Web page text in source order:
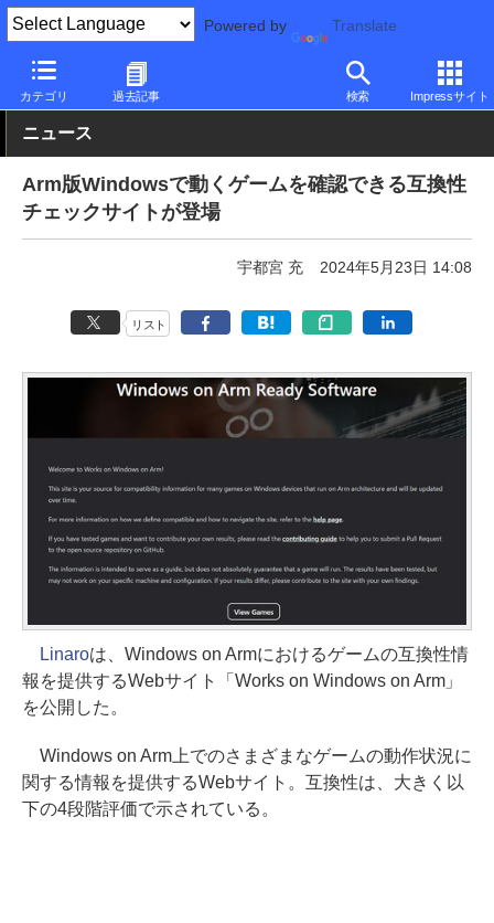
Powered by Translate
カテゴリ 過去記事 検索 Impressサイト
PC Watch ソフトウェア/アプリ 他ソフト/アプリ その他
ニュース
Arm版Windowsで動くゲームを確認できる互換性
チェックサイトが登場
宇都宮 充 2024年5月23日 14:08
リスト
Linaroは、Windows on Armにおけるゲームの互換性情
報を提供するWebサイト「Works on Windows on Arm」
を公開した。
Windows on Arm上でのさまざまなゲームの動作状況に
関する情報を提供するWebサイト。互換性は、大きく以
下の4段階評価で示されている。